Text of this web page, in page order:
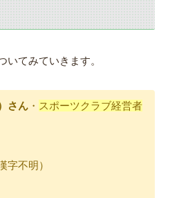
いてみていきます。
さん ・ スポーツクラブ経営者
字不明）